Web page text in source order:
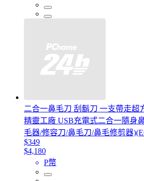
二合一鼻毛刀 刮鬍刀 一支帶走超
精靈工廠 USB充電式二合一隨身
毛器/修容刀/鼻毛刀/鼻毛修剪器
$349
$4,180
P幣